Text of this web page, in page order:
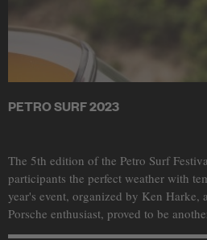
PETRO SURF 2023
The 5th edition of the Petro Surf
participants the perfect weather with
year's event, organized by Ken Harke,
Porsche enthusiast, proved to be